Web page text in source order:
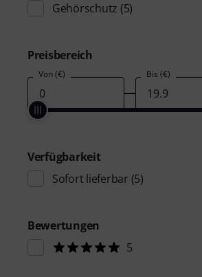
Gehörschutz (5)
Preisbereich
Von (€) Bis (€)
Verfügbarkeit
Sofort lieferbar (5)
Bewertungen
5